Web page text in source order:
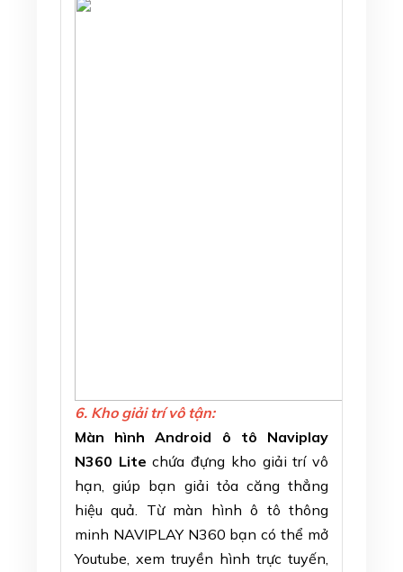
6. Kho giải trí vô tận:
Màn hình Android ô tô Naviplay
N360 Lite chứa đựng kho giải trí vô
hạn, giúp bạn giải tỏa căng thẳng
hiệu quả. Từ màn hình ô tô thông
minh NAVIPLAY N360 bạn có thể mở
Youtube, xem truyền hình trực tuyến,